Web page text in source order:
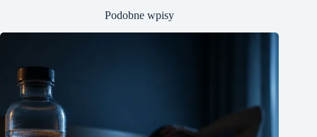
Podobne wpisy